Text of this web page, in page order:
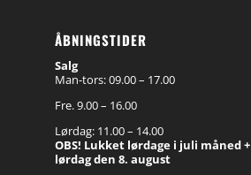
ÅBNINGSTIDER
Salg
Man-tors: 09.00 – 17.00
Fre. 9.00 – 16.00
Lørdag: 11.00 – 14.00
OBS! Lukket lørdage i juli måned +
lørdag den 8. august